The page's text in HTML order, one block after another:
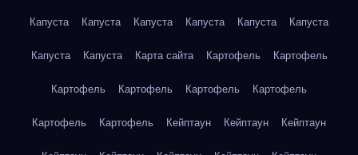
Капуста Капуста Капуста Капуста Капуста Капуста
Капуста Капуста Карта сайта Картофель Картофель
Картофель Картофель Картофель Картофель
Картофель Картофель Кейптаун Кейптаун Кейптаун